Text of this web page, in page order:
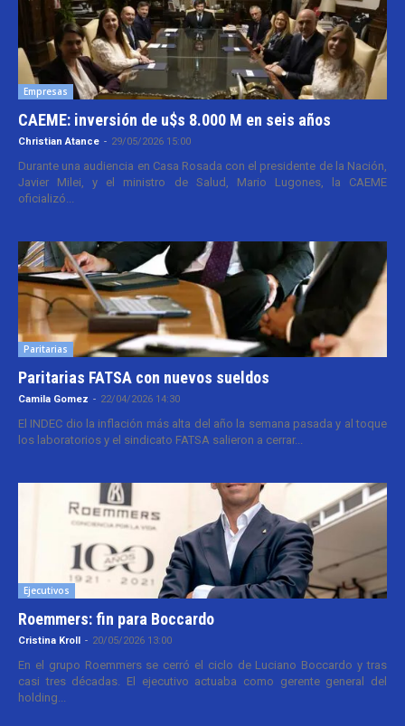
Empresas
CAEME: inversión de u$s 8.000 M en seis años
Christian Atance - 29/05/2026 15:00
Durante una audiencia en Casa Rosada con el presidente de la Nación,
Javier Milei, y el ministro de Salud, Mario Lugones, la CAEME
oficializó...
Paritarias
Paritarias FATSA con nuevos sueldos
Camila Gomez - 22/04/2026 14:30
El INDEC dio la inflación más alta del año la semana pasada y al toque
los laboratorios y el sindicato FATSA salieron a cerrar...
Ejecutivos
Roemmers: fin para Boccardo
Cristina Kroll - 20/05/2026 13:00
En el grupo Roemmers se cerró el ciclo de Luciano Boccardo y tras
casi tres décadas. El ejecutivo actuaba como gerente general del
holding...